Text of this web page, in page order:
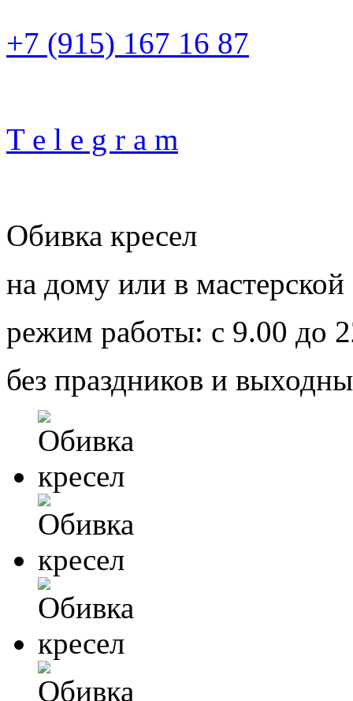
+7 (915) 167 16 87
T e l e g r a m
Обивка кресел
на дому или в мастерской
режим работы: с 9.00 до
без праздников и